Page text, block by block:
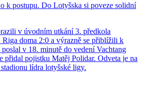
k postupu. Do Lotyšska si poveze solidní
v úvodním utkání 3. předkola
doma 2:0 a výrazně se přiblížili k
v 18. minutě do vedení Vachtang
přidal pojistku Matěj Polidar. Odveta je na
lídra lotyšské ligy.